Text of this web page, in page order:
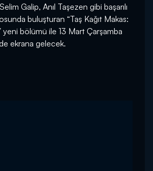
Galip, Anıl Taşezen gibi başarılı
buluşturan “Taş Kağıt Makas:
yeni bölümü ile 13 Mart Çarşamba
ekrana gelecek.